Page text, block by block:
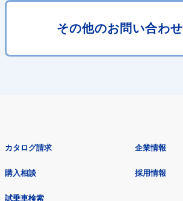
その他のお問い合わせ
カタログ請求
購入相談
試乗車検索
企業情報
採用情報